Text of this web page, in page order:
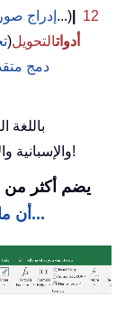
إدراج ...)
12
أدواتالتحويل(
دمج
والإسبانية والألمانية والفرنسية والصينية و40+ لغات أخرى!
Kutools لـ Excel يضم أكثر من 300 ميزة،
أن ما تحتاجه يكون على بعد نقرة واحدة فقط...